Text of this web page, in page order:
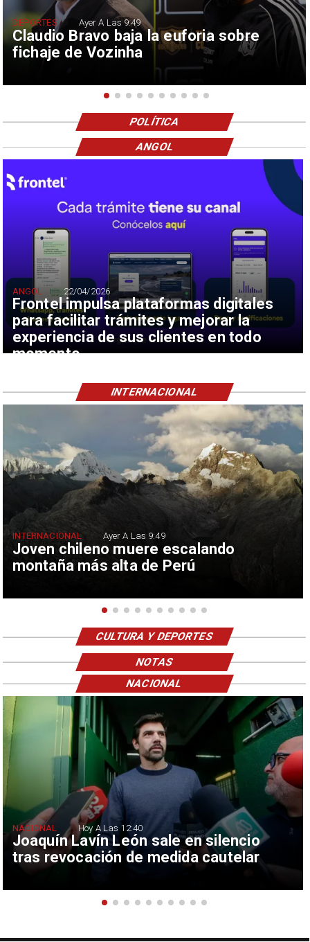
Claudio Bravo baja la euforia sobre
fichaje de Vozinha
DEPORTES Ayer A Las 9:49
POLÍTICA
Frontel impulsa plataformas digitales
para facilitar trámites y mejorar la
experiencia de sus clientes en todo
momento
ANGOL 22/04/2026
ANGOL
Joven chileno muere escalando
montaña más alta de Perú
INTERNACIONAL Ayer A Las 9:49
INTERNACIONAL
CULTURA Y DEPORTES
NOTAS
Joaquín Lavín León sale en silencio
tras revocación de medida cautelar
NACIONAL Hoy A Las 12:40
NACIONAL